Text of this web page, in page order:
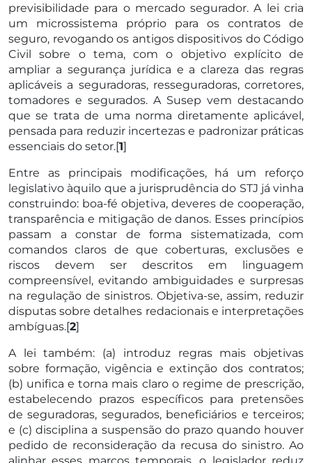
previsibilidade para o mercado segurador. A lei cria
um microssistema próprio para os contratos de
seguro, revogando os antigos dispositivos do Código
Civil sobre o tema, com o objetivo explícito de
ampliar a segurança jurídica e a clareza das regras
aplicáveis a seguradoras, resseguradoras, corretores,
tomadores e segurados. A Susep vem destacando
que se trata de uma norma diretamente aplicável,
pensada para reduzir incertezas e padronizar práticas
essenciais do setor.[1]
Entre as principais modificações, há um reforço
legislativo àquilo que a jurisprudência do STJ já vinha
construindo: boa-fé objetiva, deveres de cooperação,
transparência e mitigação de danos. Esses princípios
passam a constar de forma sistematizada, com
comandos claros de que coberturas, exclusões e
riscos devem ser descritos em linguagem
compreensível, evitando ambiguidades e surpresas
na regulação de sinistros. Objetiva-se, assim, reduzir
disputas sobre detalhes redacionais e interpretações
ambíguas.[2]
A lei também: (a) introduz regras mais objetivas
sobre formação, vigência e extinção dos contratos;
(b) unifica e torna mais claro o regime de prescrição,
estabelecendo prazos específicos para pretensões
de seguradoras, segurados, beneficiários e terceiros;
e (c) disciplina a suspensão do prazo quando houver
pedido de reconsideração da recusa do sinistro. Ao